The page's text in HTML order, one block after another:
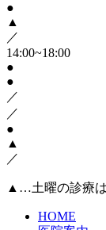
●
▲
／
14:00~18:00
●
●
／
／
●
▲
／
▲ …土曜の診療は
HOME